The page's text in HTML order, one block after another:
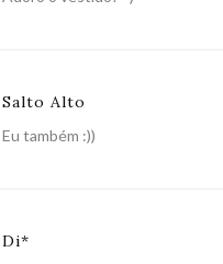
Salto Alto
Eu também :))
Di*